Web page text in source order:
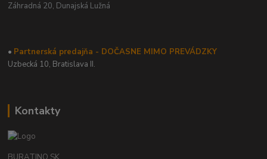
Záhradná 20, Dunajská Lužná
• Partnerská predajňa - DOČASNE MIMO PREVÁDZKY
Uzbecká 10, Bratislava II.
Kontakty